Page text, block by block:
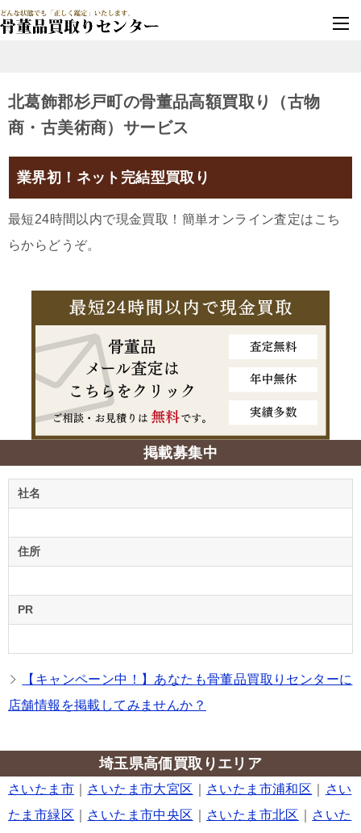
北葛飾郡杉戸町の骨董品高額買取り（古物
商・古美術商）サービス
業界初！ネット完結型買取り
最短24時間以内で現金買取！簡単オンライン査定はこち
らからどうぞ。
掲載募集中
社名
住所
PR
【キャンペーン中！】あなたも骨董品買取りセンターに
店舗情報を掲載してみませんか？
埼玉県高価買取りエリア
さいたま市 さいたま市大宮区 さいたま市浦和区
さい
たま市緑区
さいたま市中央区 さいたま市北区
さいた